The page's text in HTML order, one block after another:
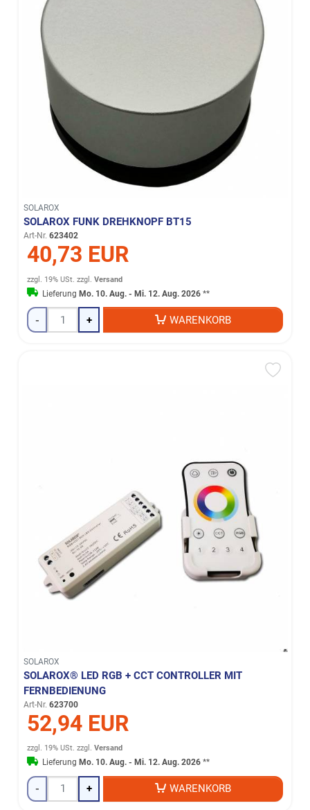
SOLAROX
SOLAROX FUNK DREHKNOPF BT15
Art-Nr. 623402
40,73 EUR
zzgl. 19% USt. zzgl.Versand
Lieferung Mo. 10. Aug. - Mi. 12. Aug. 2026 **
- + WARENKORB
SOLAROX
SOLAROX® LED RGB + CCT CONTROLLER MIT
FERNBEDIENUNG
Art-Nr. 623700
52,94 EUR
zzgl. 19% USt. zzgl.Versand
Lieferung Mo. 10. Aug. - Mi. 12. Aug. 2026 **
- + WARENKORB